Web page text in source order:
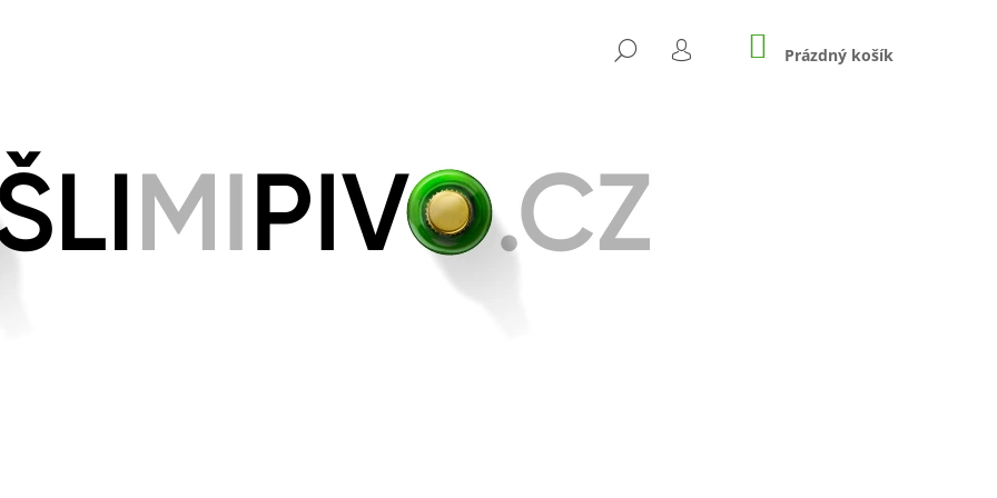
HLEDAT
PŘIHLÁŠENÍ
NÁKUPNÍ
KOŠÍK
Prázdný košík
HLEDAT